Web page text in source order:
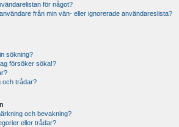
för något?
från min vän- eller ignorerade användareslista?
sökning?
försöker söka!?
och trådar?
och bevakning?
eller trådar?